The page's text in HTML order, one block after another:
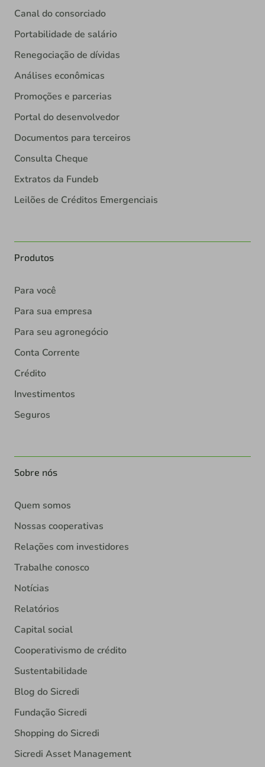
Canal do consorciado
Portabilidade de salário
Renegociação de dívidas
Análises econômicas
Promoções e parcerias
Portal do desenvolvedor
Documentos para terceiros
Consulta Cheque
Extratos da Fundeb
Leilões de Créditos Emergenciais
Produtos
Para você
Para sua empresa
Para seu agronegócio
Conta Corrente
Crédito
Investimentos
Seguros
Sobre nós
Quem somos
Nossas cooperativas
Relações com investidores
Trabalhe conosco
Notícias
Relatórios
Capital social
Cooperativismo de crédito
Sustentabilidade
Blog do Sicredi
Fundação Sicredi
Shopping do Sicredi
Sicredi Asset Management